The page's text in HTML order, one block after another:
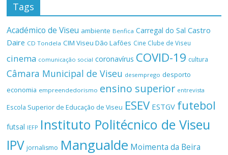
Tags
Académico de Viseu ambiente Benfica Carregal do Sal Castro
Daire CD Tondela CIM Viseu Dão Lafões Cine Clube de Viseu
cinema comunicação social coronavírus COVID-19 cultura
Câmara Municipal de Viseu desemprego desporto
economia empreendedorismo ensino superior entrevista
Escola Superior de Educação de Viseu ESEV ESTGV futebol
futsal IEFP Instituto Politécnico de Viseu
IPV jornalismo Mangualde Moimenta da Beira